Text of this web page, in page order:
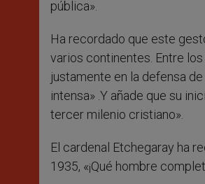
pública».
Ha recordado que este
varios continentes. Entre
justamente en la defensa
intensa» .Y añade que su
tercer milenio cristiano».
El cardenal Etchegaray ha
1935, «¡Qué hombre